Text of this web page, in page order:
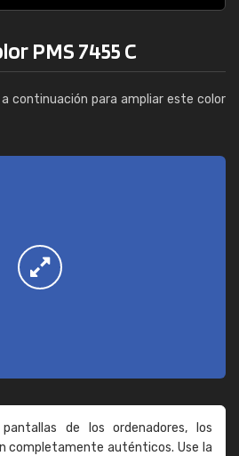
PMS 7455 C
continuación para ampliar este color
de los ordenadores, los
completamente auténticos. Use la